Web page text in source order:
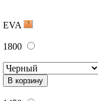
EVA
1800
В корзину